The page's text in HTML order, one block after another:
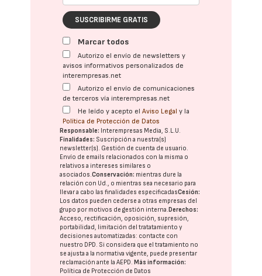
SUSCRIBIRME GRATIS
Marcar todos
Autorizo el envío de newsletters y
avisos informativos personalizados de
interempresas.net
Autorizo el envío de comunicaciones
de terceros vía interempresas.net
He leído y acepto elAviso Legal y la
Política de Protección de Datos
Responsable: Interempresas Media, S.L.U.
Finalidades: Suscripción a nuestra(s)
newsletter(s). Gestión de cuenta de usuario.
Envío de emails relacionados con la misma o
relativos a intereses similares o
asociados.Conservación: mientras dure la
relación con Ud., o mientras sea necesario para
llevar a cabo las finalidades especificadasCesión:
Los datos pueden cederse a otras empresas del
grupo por motivos de gestión interna. Derechos:
Acceso, rectificación, oposición, supresión,
portabilidad, limitación del tratatamiento y
decisiones automatizadas: contacte con
nuestro DPD. Si considera que el tratamiento no
se ajusta a la normativa vigente, puede presentar
reclamación ante laAEPD. Más información:
Política de Protección de Datos